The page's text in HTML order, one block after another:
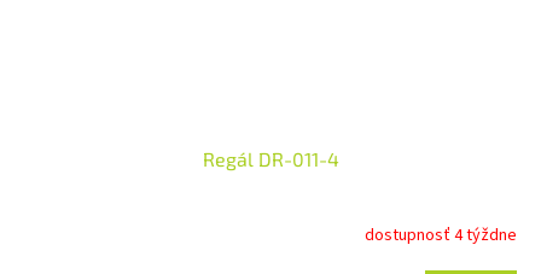
Regál DR-011-4
dostupnosť 4 týždne